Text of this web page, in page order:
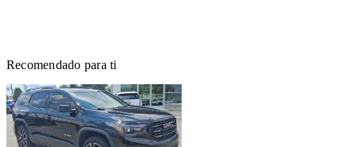
Recomendado para ti